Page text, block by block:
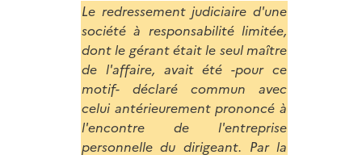
Le redressement judiciaire d'une
société à responsabilité limitée,
dont le gérant était le seul maître
de l'affaire, avait été -pour ce
motif- déclaré commun avec
celui antérieurement prononcé à
l'encontre de l'entreprise
personnelle du dirigeant. Par la